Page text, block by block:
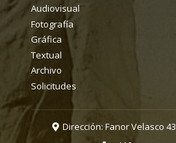
Audiovisual
Fotografía
Gráfica
Textual
Archivo
Solicitudes
Dirección: Fanor Velasco